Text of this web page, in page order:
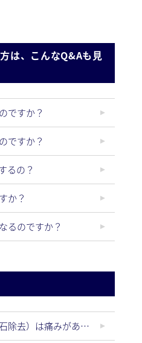
は、こんなQ&Aも見
ですか？
ですか？
るの？
か？
るのですか？
歯のクリーニング（歯石除去）は痛みがありますか？クリーニング後にしみたりしますか？